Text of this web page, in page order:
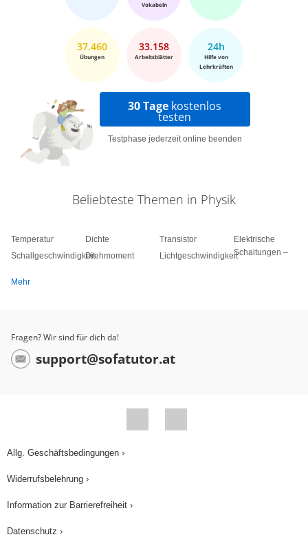
Vokabeln
37.460
Übungen
33.158
Arbeitsblätter
24h
Hilfe von
Lehrkräften
30 Tage kostenlos
testen
Testphase jederzeit online beenden
Beliebteste Themen in Physik
Temperatur
Schallgeschwindigkeit
Dichte
Drehmoment
Transistor
Lichtgeschwindigkeit
Elektrische
Schaltungen –
Mehr
Fragen? Wir sind für dich da!
support@sofatutor.at
Allg. Geschäftsbedingungen ›
Widerrufsbelehrung ›
Information zur Barrierefreiheit ›
Datenschutz ›